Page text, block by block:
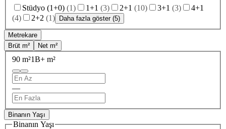
Stüdyo (1+0) (1) 1+1 (3) 2+1 (10) 3+1 (3)
4+1
(4) 2+2 (1) Daha fazla göster (5)
Metrekare
Brüt m²
Net m²
90 m²1B+ m²
—
Binanın Yaşı
Binanın Yaşı